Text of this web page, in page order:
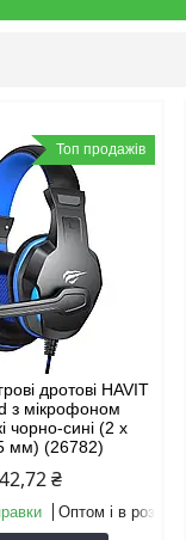
Топ продажів
дротові HAVIT
з мікрофоном
чорно-сині (2 х
мм) (26782)
₴
Оптом і в роздріб